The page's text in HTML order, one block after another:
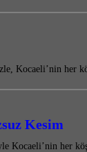
Kocaeli’nin her
Kesim
Kocaeli’nin her